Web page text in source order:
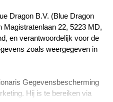
ons
Dragon B.V. (Blue Dragon
Magistratenlaan 22, 5223 MD,
en verantwoordelijk voor de
zoals weergegeven in
Gegevensbescherming
Hij is te bereiken via